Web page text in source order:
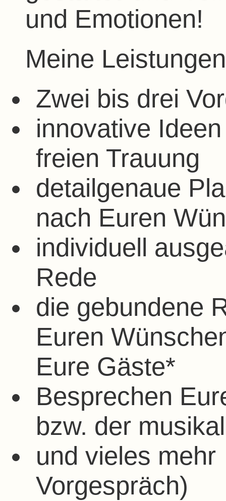
und Emotionen!
Meine
Zwei bis drei
innovative
freien Trauung
detailgenaue
nach Euren
individuell
Rede
die gebundene
Euren
Eure Gäste*
Besprechen
bzw. der
und vieles
Vorgespräch)